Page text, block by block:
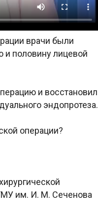
врачи были
и половину лицевой
и восстановил
эндопротеза.
операции?
им. И. М. Сеченова